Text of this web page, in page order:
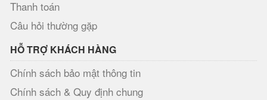
Thanh toán
Câu hỏi thường gặp
HỖ TRỢ KHÁCH HÀNG
Chính sách bảo mật thông tin
Chính sách & Quy định chung